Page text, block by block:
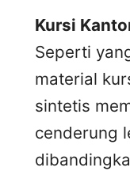
Kursi
Seperti
material
sintetis
cenderung